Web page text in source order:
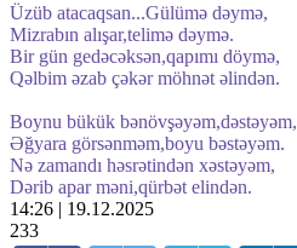
Üzüb atacaqsan...Gülümə dəymə,
Mizrabın alışar,telimə dəymə.
Bir gün gedəcəksən,qapımı döymə,
Qəlbim əzab çəkər möhnət əlindən.
Boynu bükük bənövşəyəm,dəstəyəm,
Əğyara görsənməm,boyu bəstəyəm.
Nə zamandı həsrətindən xəstəyəm,
Dərib apar məni,qürbət elindən.
14:26 | 19.12.2025
233